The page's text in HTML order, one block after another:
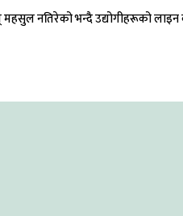
नतिरेको भन्दै उद्योगीहरूको